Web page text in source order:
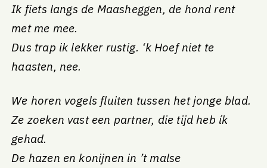
Ik fiets langs de Maasheggen, de hond rent
met me mee.
Dus trap ik lekker rustig. ‘k Hoef niet te
haasten, nee.
We horen vogels fluiten tussen het jonge blad.
Ze zoeken vast een partner, die tijd heb ík
gehad.
De hazen en konijnen in ’t malse